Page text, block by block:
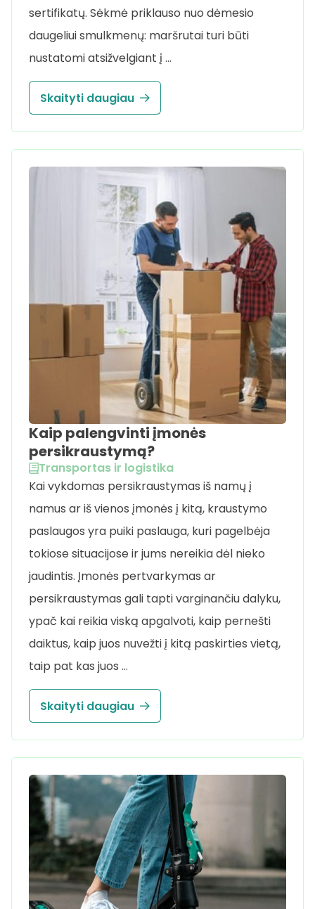
sertifikatų. Sėkmė priklauso nuo dėmesio
daugeliui smulkmenų: maršrutai turi būti
nustatomi atsižvelgiant į …
Skaityti daugiau
Kaip palengvinti įmonės
persikraustymą?
Transportas ir logistika
Kai vykdomas persikraustymas iš namų į
namus ar iš vienos įmonės į kitą, kraustymo
paslaugos yra puiki paslauga, kuri pagelbėja
tokiose situacijose ir jums nereikia dėl nieko
jaudintis. Įmonės pertvarkymas ar
persikraustymas gali tapti varginančiu dalyku,
ypač kai reikia viską apgalvoti, kaip pernešti
daiktus, kaip juos nuvežti į kitą paskirties vietą,
taip pat kas juos …
Skaityti daugiau